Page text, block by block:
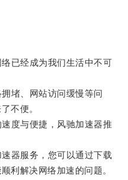
已经成为我们生活中不可
堵、网站访问缓慢等问
不便。
度与便捷，风驰加速器推
器服务，您可以通过下载
利解决网络加速的问题。